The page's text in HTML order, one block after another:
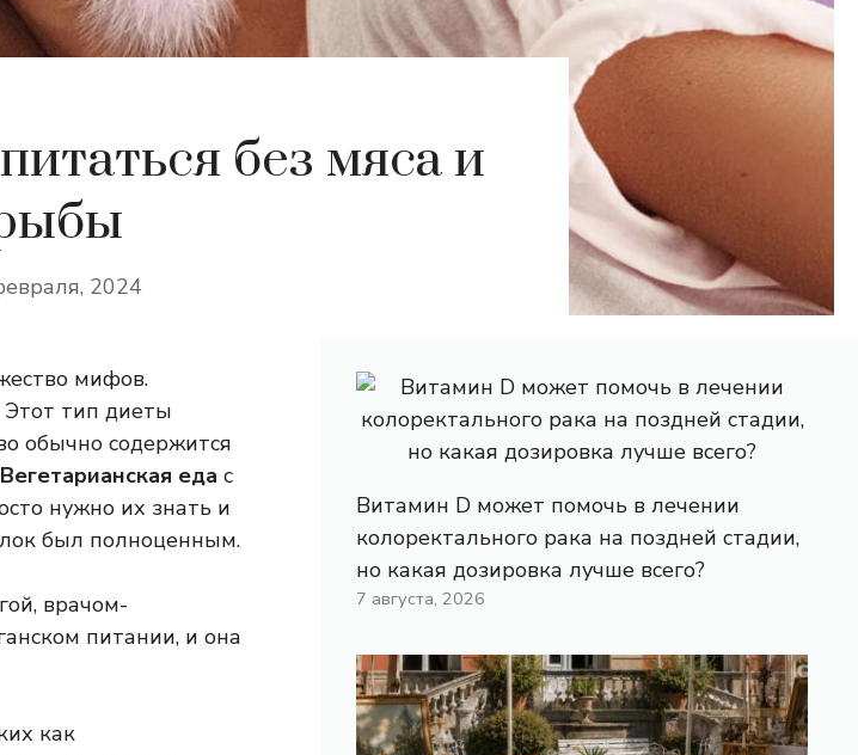
без мяса и
2024
мифов.
Этот тип диеты
обычно содержится
Вегетарианская еда с
нужно их знать и
был полноценным.
врачом-
питании, и она
как
Витамин D может помочь в лечении
колоректального рака на поздней стадии,
но какая дозировка лучше всего?
7 августа, 2026